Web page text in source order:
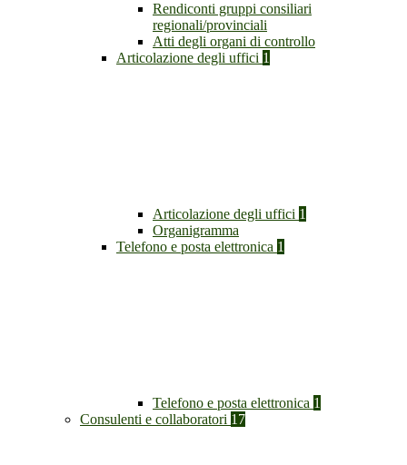
Rendiconti gruppi consiliari
regionali/provinciali
Atti degli organi di controllo
Articolazione degli uffici 1
Articolazione degli uffici 1
Organigramma
Telefono e posta elettronica 1
Telefono e posta elettronica 1
Consulenti e collaboratori 17